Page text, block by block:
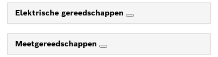
Elektrische gereedschappen
Meetgereedschappen